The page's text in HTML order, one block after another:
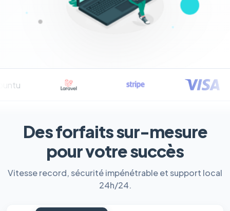
Des forfaits sur-mesure
pour votre succès
Vitesse record, sécurité impénétrable et support local
24h/24.